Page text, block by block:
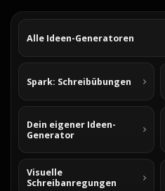
Alle Ideen-Generatoren
Spark: Schreibübungen
Dein eigener Ideen-
Generator
Visuelle
Schreibanregungen